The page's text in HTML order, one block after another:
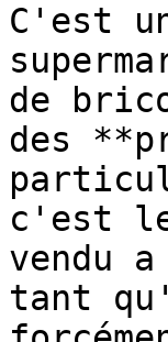
C'est
de
des
c'est
vendu
tant